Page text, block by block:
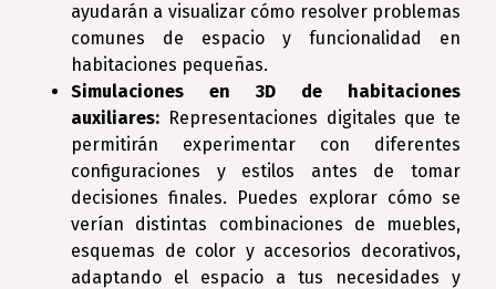
ayudarán a visualizar cómo resolver problemas
comunes de espacio y funcionalidad en
habitaciones pequeñas.
Simulaciones en 3D de habitaciones
auxiliares: Representaciones digitales que te
permitirán experimentar con diferentes
configuraciones y estilos antes de tomar
decisiones finales. Puedes explorar cómo se
verían distintas combinaciones de muebles,
esquemas de color y accesorios decorativos,
adaptando el espacio a tus necesidades y